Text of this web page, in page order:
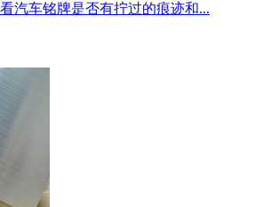
汽车铭牌是否有拧过的痕迹和...